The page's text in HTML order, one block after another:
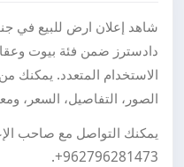
شاهد إعلان ارض للبيع
دادسترز ضمن فئة بيوت
الاستخدام المتعدد. يمكنك
الصور، التفاصيل، السعر،
يمكنك التواصل مع صاحب
+962796281473
.